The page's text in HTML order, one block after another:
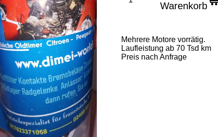
Warenkorb
Mehrere Motore vorrätig.
Laufleistung ab 70 Tsd km
Preis nach Anfrage